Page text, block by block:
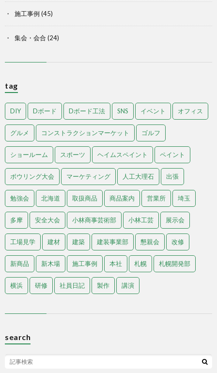
施工事例 (45)
集会・会合(24)
tag
DIY Dボード Dボード工法 SNS イベント オフィス
グルメ コンストラクションマーケット ゴルフ
ショールーム スポーツ ヘイムスペイント ペイント
ボウリング大会 マーケティング 人工大理石 出張
勉強会 北海道 取扱商品 商品案内 営業所 埼玉
多摩 安全大会 小林商事芸術部 小林工芸 展示会
工場見学 建材 建築 建装事業部 懇親会 改修
新商品 新木場 施工事例 本社 札幌 札幌開発部
横浜 研修 社員日記 製作 講演
search